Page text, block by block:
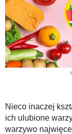
Nieco inaczej
ich ulubione
warzywo